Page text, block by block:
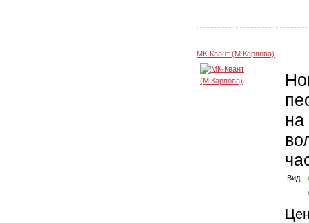
МК-Квант (М.Карпова)
на
Вид: